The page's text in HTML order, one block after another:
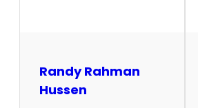
Randy Rahman
Hussen